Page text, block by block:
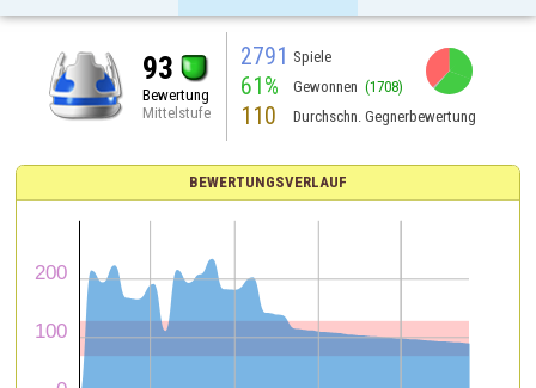
93
Bewertung
Mittelstufe
2791 Spiele
61% Gewonnen (1708)
110 Durchschn. Gegnerbewertung
BEWERTUNGSVERLAUF